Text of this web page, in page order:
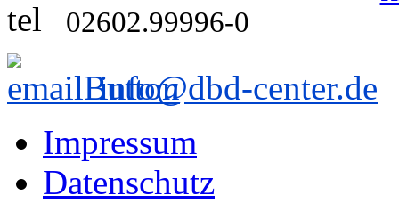
02602.99996-0
info@dbd-center.de
Impressum
Datenschutz